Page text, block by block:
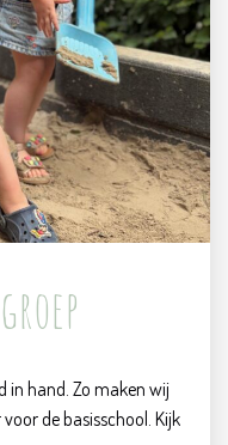
in hand. Zo maken wij
de basisschool. Kijk